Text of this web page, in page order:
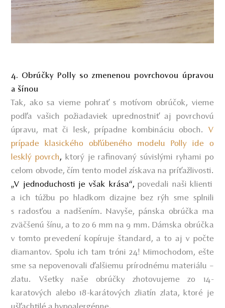
4. Obrúčky Polly so zmenenou povrchovou úpravou
a šínou
Tak, ako sa vieme pohrať s motívom obrúčok, vieme
podľa vašich požiadaviek uprednostniť aj povrchovú
úpravu, mat či lesk, prípadne kombináciu oboch. V
prípade klasického obľúbeného modelu Polly ide o
lesklý povrch, ktorý je rafinovaný súvislými ryhami po
celom obvode, čím tento model získava na príťažlivosti.
„V jednoduchosti je však krása“, povedali naši klienti
a ich túžbu po hladkom dizajne bez rýh sme splnili
s radosťou a nadšením. Navyše, pánska obrúčka ma
zväčšenú šínu, a to zo 6 mm na 9 mm. Dámska obrúčka
v tomto prevedení kopíruje štandard, a to aj v počte
diamantov. Spolu ich tam tróni 24! Mimochodom, ešte
sme sa nepovenovali ďalšiemu prírodnému materiálu –
zlatu. Všetky naše obrúčky zhotovujeme zo 14-
karatových alebo 18-karátových zliatín zlata, ktoré je